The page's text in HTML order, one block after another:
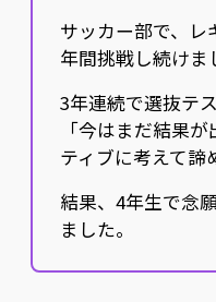
サッカー部で、レ
年間挑戦し続けま
3年連続で選抜テ
「今はまだ結果
ティブに考えて諦
結果、4年生で念
ました。